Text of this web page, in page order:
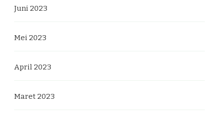
Juni 2023
Mei 2023
April 2023
Maret 2023